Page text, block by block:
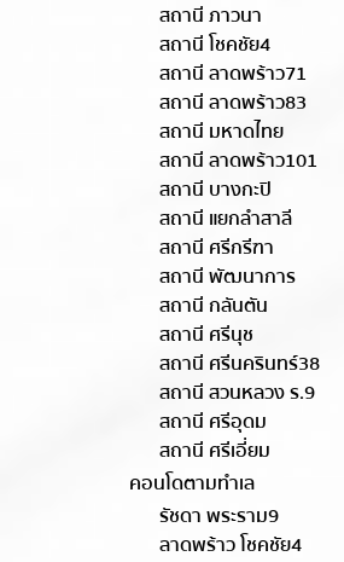
สถานี ภาวนา
สถานี โชคชัย4
สถานี ลาดพร้าว71
สถานี ลาดพร้าว83
สถานี มหาดไทย
สถานี ลาดพร้าว101
สถานี บางกะปิ
สถานี แยกลำสาลี
สถานี ศรีกรีฑา
สถานี พัฒนาการ
สถานี กลันตัน
สถานี ศรีนุช
สถานี ศรีนครินทร์38
สถานี สวนหลวง ร.9
สถานี ศรีอุดม
สถานี ศรีเอี่ยม
คอนโดตามทำเล
รัชดา พระราม9
ลาดพร้าว โชคชัย4